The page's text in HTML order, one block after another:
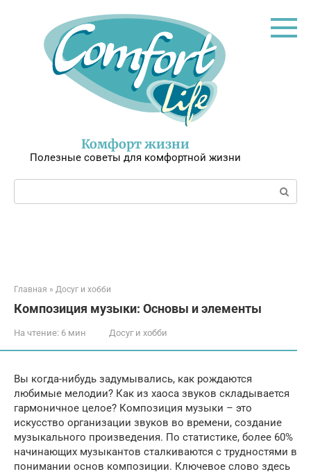
Комфорт жизни
Полезные советы для комфортной жизни
Поиск:
Главная » Досуг и хобби
Композиция музыки: Основы и элементы
На чтение: 6 мин Досуг и хобби
Вы когда-нибудь задумывались, как рождаются
любимые мелодии? Как из хаоса звуков складывается
гармоничное целое? Композиция музыки – это
искусство организации звуков во времени, создание
музыкального произведения. По статистике, более 60%
начинающих музыкантов сталкиваются с трудностями в
понимании основ композиции. Ключевое слово здесь